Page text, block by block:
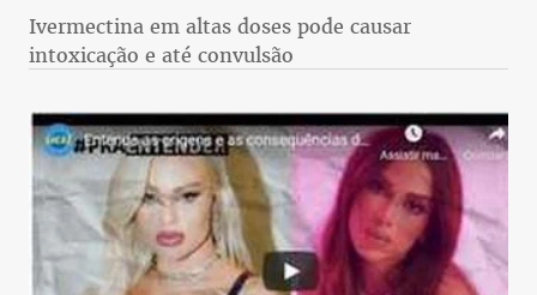
Ivermectina em altas doses pode causar
intoxicação e até convulsão